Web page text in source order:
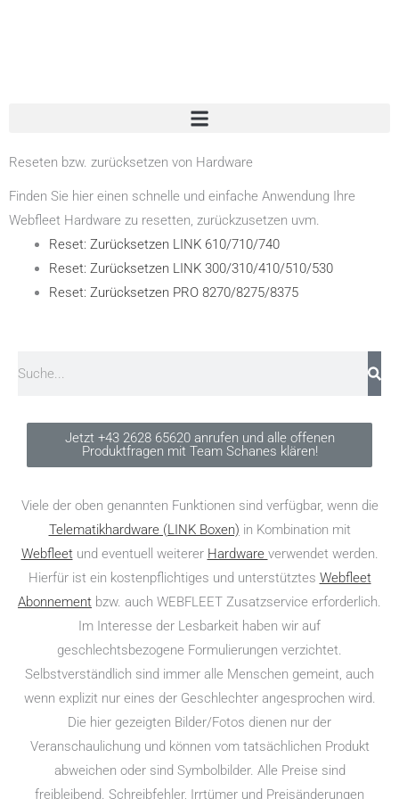
Reseten bzw. zurücksetzen von Hardware
Finden Sie hier einen schnelle und einfache Anwendung Ihre
Webfleet Hardware zu resetten, zurückzusetzen uvm.
Reset: Zurücksetzen LINK 610/710/740
Reset: Zurücksetzen LINK 300/310/410/510/530
Reset: Zurücksetzen PRO 8270/8275/8375
Jetzt +43 2628 65620 anrufen und alle offenen
Produktfragen mit Team Schanes klären!
Viele der oben genannten Funktionen sind verfügbar, wenn die
Telematikhardware (LINK Boxen) in Kombination mit
Webfleetund eventuell weiterer Hardware verwendet werden.
Hierfür ist ein kostenpflichtiges und unterstütztes Webfleet
Abonnement bzw. auch WEBFLEET Zusatzservice erforderlich.
Im Interesse der Lesbarkeit haben wir auf
geschlechtsbezogene Formulierungen verzichtet.
Selbstverständlich sind immer alle Menschen gemeint, auch
wenn explizit nur eines der Geschlechter angesprochen wird.
Die hier gezeigten Bilder/Fotos dienen nur der
Veranschaulichung und können vom tatsächlichen Produkt
abweichen oder sind Symbolbilder. Alle Preise sind
freibleibend. Schreibfehler, Irrtümer und Preisänderungen